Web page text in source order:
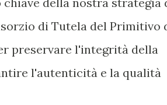
di Tutela del Primitivo
preservare l'integrità della
l'autenticità e la qualità